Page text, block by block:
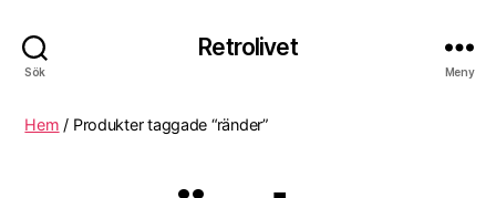
Sök
Retrolivet
Meny
Hem / Produkter taggade “ränder”